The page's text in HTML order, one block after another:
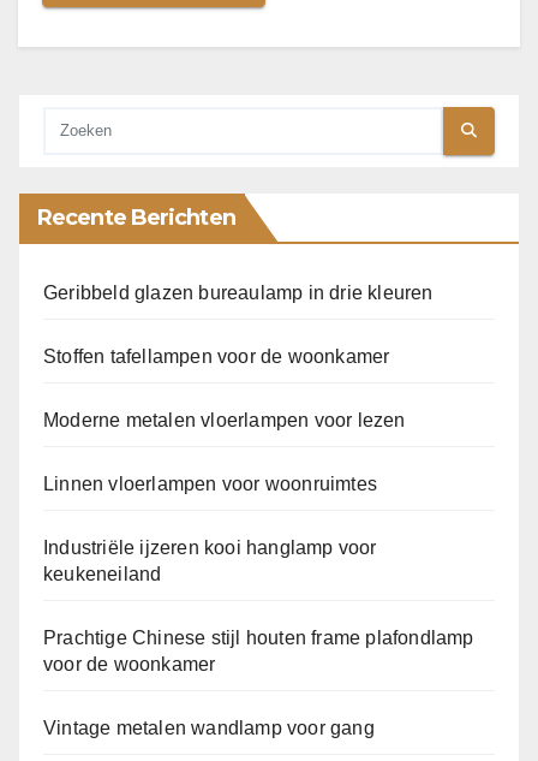
Recente Berichten
Geribbeld glazen bureaulamp in drie kleuren
Stoffen tafellampen voor de woonkamer
Moderne metalen vloerlampen voor lezen
Linnen vloerlampen voor woonruimtes
Industriële ijzeren kooi hanglamp voor
keukeneiland
Prachtige Chinese stijl houten frame plafondlamp
voor de woonkamer
Vintage metalen wandlamp voor gang